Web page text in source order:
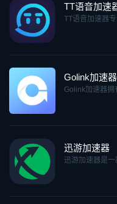
TT语音加速
TT语音加速器
Golink加速器
Golink加速器拥
迅游加速器
迅游加速器是一